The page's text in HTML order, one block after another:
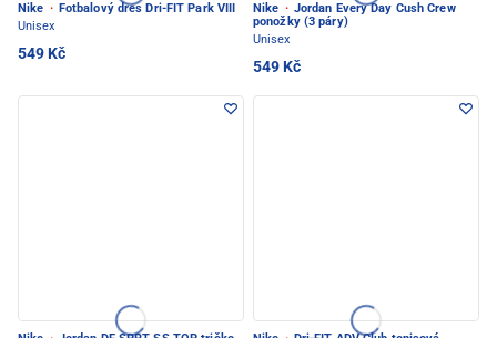
Nike · Fotbalový dres Dri-FIT Park VIII
Unisex
549 Kč
Nike · Jordan Every Day Cush Crew
ponožky (3 páry)
Unisex
549 Kč